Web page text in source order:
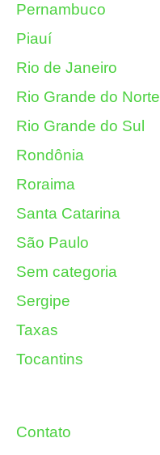
Pernambuco
Piauí
Rio de Janeiro
Rio Grande do Norte
Rio Grande do Sul
Rondônia
Roraima
Santa Catarina
São Paulo
Sem categoria
Sergipe
Taxas
Tocantins
Contato